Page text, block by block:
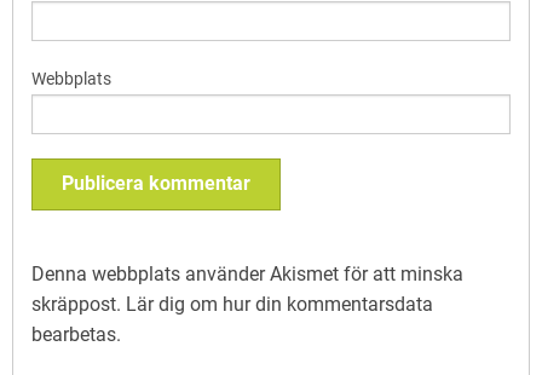
Webbplats
Denna webbplats använder Akismet för att minska
skräppost. Lär dig om hur din kommentarsdata
bearbetas.